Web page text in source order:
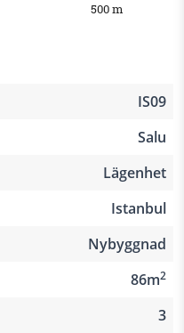
500 m
IS09
Salu
Lägenhet
Istanbul
Nybyggnad
86m2
3